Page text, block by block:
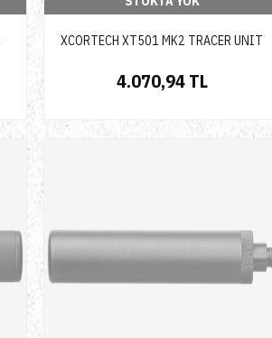
XCORTECH XT501 MK2 TRACER UNIT
4.070,94 TL